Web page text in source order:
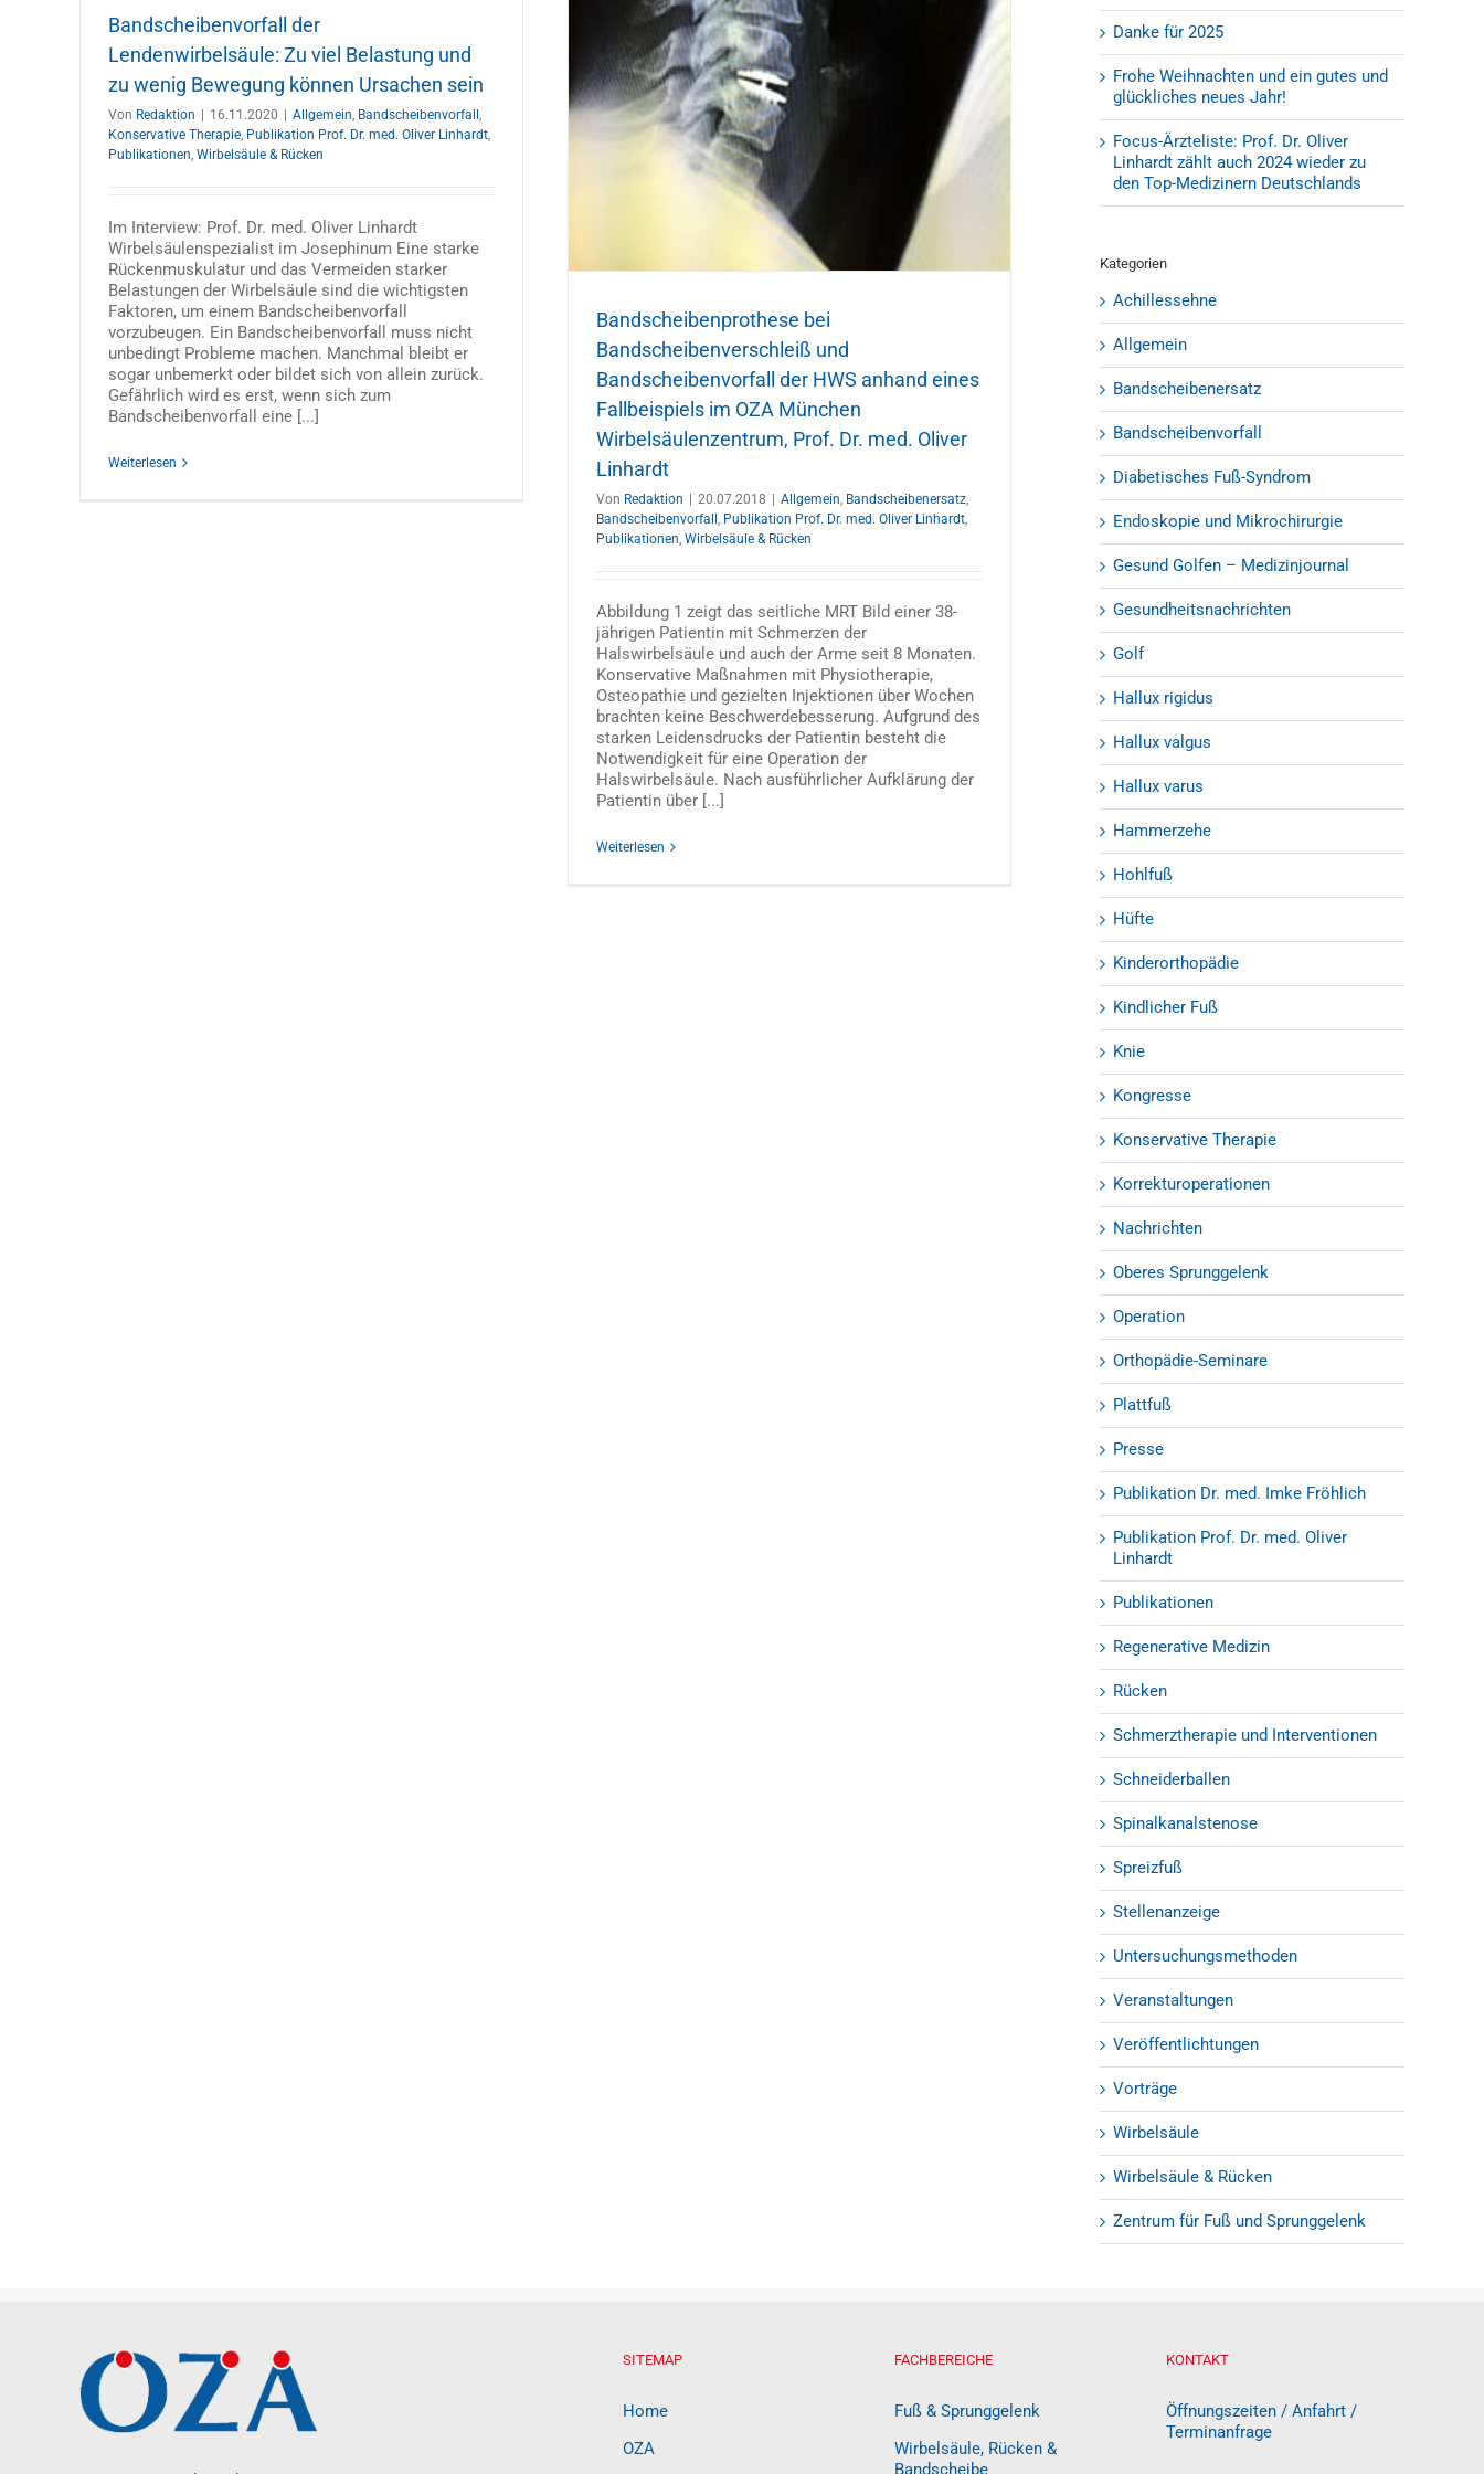
Bandscheibenvorfall der
Lendenwirbelsäule: Zu viel Belastung und
zu wenig Bewegung können Ursachen sein
Von Redaktion 16.11.2020 Allgemein, Bandscheibenvorfall ,
Konservative Therapie, Publikation Prof. Dr. med. Oliver Linhardt,
Publikationen, Wirbelsäule & Rücken
Im Interview: Prof. Dr. med. Oliver Linhardt
Wirbelsäulenspezialist im Josephinum Eine starke
Rückenmuskulatur und das Vermeiden starker
Belastungen der Wirbelsäule sind die wichtigsten
Faktoren, um einem Bandscheibenvorfall
vorzubeugen. Ein Bandscheibenvorfall muss nicht
unbedingt Probleme machen. Manchmal bleibt er
sogar unbemerkt oder bildet sich von allein zurück.
Gefährlich wird es erst, wenn sich zum
Bandscheibenvorfall eine [...]
Weiterlesen
Linhardt
Allgemein Bandscheibenersatz
Bandscheibenvorfall
Publikation Prof. Dr. med. Oliver Linhardt Publikationen
Wirbelsäule & Rücken
Bandscheibenprothese bei
Bandscheibenverschleiß und
Bandscheibenvorfall der HWS anhand eines
Fallbeispiels im OZA München
Wirbelsäulenzentrum, Prof. Dr. med. Oliver
Linhardt
Von Redaktion | 20.07.2018 | Allgemein, Bandscheibenersatz,
Bandscheibenvorfall, Publikation Prof. Dr. med. Oliver Linhardt,
Publikationen, Wirbelsäule & Rücken
Abbildung 1 zeigt das seitliche MRT Bild einer 38-
jährigen Patientin mit Schmerzen der
Halswirbelsäule und auch der Arme seit 8 Monaten.
Konservative Maßnahmen mit Physiotherapie,
Osteopathie und gezielten Injektionen über Wochen
brachten keine Beschwerdebesserung. Aufgrund des
starken Leidensdrucks der Patientin besteht die
Notwendigkeit für eine Operation der
Halswirbelsäule. Nach ausführlicher Aufklärung der
Patientin über [...]
Weiterlesen
Danke für 2025
Frohe Weihnachten und ein gutes und
glückliches neues Jahr!
Focus-Ärzteliste: Prof. Dr. Oliver
Linhardt zählt auch 2024 wieder zu
den Top-Medizinern Deutschlands
Kategorien
Achillessehne
Allgemein
Bandscheibenersatz
Bandscheibenvorfall
Diabetisches Fuß-Syndrom
Endoskopie und Mikrochirurgie
Gesund Golfen – Medizinjournal
Gesundheitsnachrichten
Golf
Hallux rigidus
Hallux valgus
Hallux varus
Hammerzehe
Hohlfuß
Hüfte
Kinderorthopädie
Kindlicher Fuß
Knie
Kongresse
Konservative Therapie
Korrekturoperationen
Nachrichten
Oberes Sprunggelenk
Operation
Orthopädie-Seminare
Plattfuß
Presse
Publikation Dr. med. Imke Fröhlich
Publikation Prof. Dr. med. Oliver
Linhardt
Publikationen
Regenerative Medizin
Rücken
Schmerztherapie und Interventionen
Schneiderballen
Spinalkanalstenose
Spreizfuß
Stellenanzeige
Untersuchungsmethoden
Veranstaltungen
Veröffentlichtungen
Vorträge
Wirbelsäule
Wirbelsäule & Rücken
Zentrum für Fuß und Sprunggelenk
SITEMAP
Home
OZA
FACHBEREICHE
Fuß & Sprunggelenk
Wirbelsäule, Rücken &
Bandscheibe
KONTAKT
Öffnungszeiten / Anfahrt /
Terminanfrage